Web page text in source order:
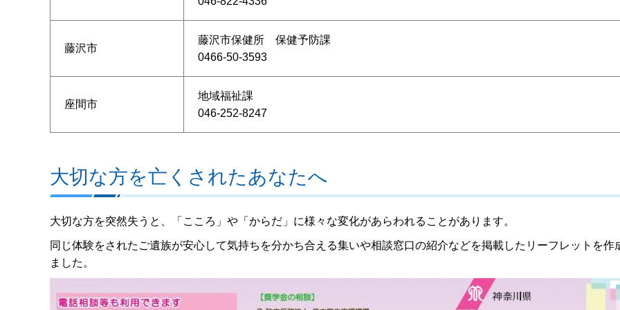
藤沢市
藤沢市保健所 保健予防課
0466-50-3593
座間市
地域福祉課
046-252-8247
大切な方を亡くされたあなたへ
大切な方を突然失うと、「こころ」や「からだ」に様々な変化があらわれることがあります。
同じ体験をされたご遺族が安心して気持ちを分かち合える集いや相談窓口の紹介などを掲載したリーフレットを作
ました。